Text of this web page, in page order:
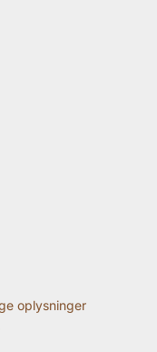
oplysninger